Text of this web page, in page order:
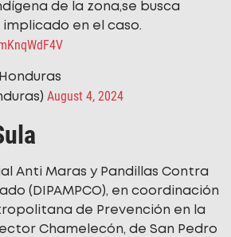
de la zona,se busca
implicado en el caso.
August 4, 2024
Anti Maras y Pandillas Contra
(DIPAMPCO), en coordinación
de Prevención en la
Chamelecón, de San Pedro